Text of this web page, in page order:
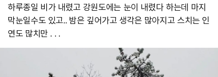
하루종일 비가 내렸고 강원도에는 눈이 내렸다 하는데 마지
막눈일수도 있고.. 밤은 깊어가고 생각은 많아지고 스치는 인
연도 많치만 . . . ​